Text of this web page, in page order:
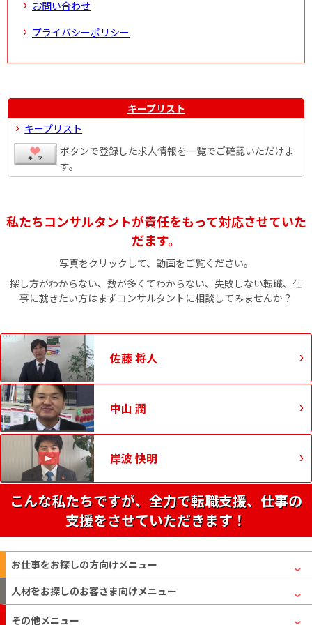
お問い合わせ
プライバシーポリシー
キープリスト
キープリスト
ボタンで登録した求人情報を一覧でご確認いただけま
す。
私たちコンサルタントが責任をもって対応させていた
だます。
写真をクリックして、動画をご覧ください。
探し方がわからない、数が多くてわからない、失敗しない転職、仕
事に就きたい方はまずコンサルタントに相談してみませんか？
佐藤 将人
中山 潤
岸波 快明
こんな私たちですが、全力で転職支援、仕事の
支援をさせていただきます！
お仕事をお探しの方向けメニュー
人材をお探しのお客さま向けメニュー
その他メニュー